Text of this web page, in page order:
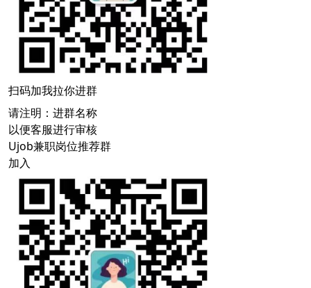
扫码加我拉你进群
请注明：进群名称
以便客服进行审核
Ujob兼职岗位推荐群
加入